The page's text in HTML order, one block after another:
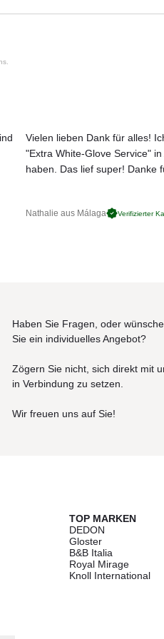
können Sie dem angehängten
JETZT MUSTER
Vielen lieben Dank für alles!
"Extra White-Glove Service"
haben. Das lief super! Danke
Nathalie aus Málaga Verifizierter
Haben Sie Fragen, oder
Sie ein individuelles Angebot?
Zögern Sie nicht, sich direkt mit
in Verbindung zu setzen.
Wir freuen uns auf Sie!
TOP MARKEN
DEDON
Gloster
B&B Italia
Royal Mirage
Knoll International